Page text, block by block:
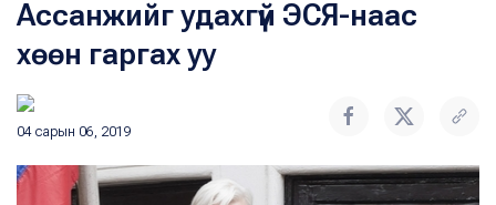
Ассанжийг удахгүй ЭСЯ-наас
хөөн гаргах уу
04 сарын 06, 2019